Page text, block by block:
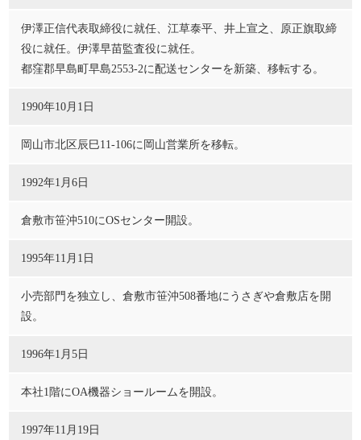
伊澤正信代表取締役に就任、江草泰平、井上宣之、原正旗取締
役に就任。伊澤早苗監査役に就任。
都窪郡早島町早島2553-2に配送センターを新築、移転する。
1990年10月1日
岡山市北区辰巳11-106に岡山営業所を移転。
1992年1月6日
倉敷市笹沖510にOSセンター開設。
1995年11月1日
小売部門を独立し、倉敷市笹沖508番地にうさぎや倉敷店を開
設。
1996年1月5日
本社1階にOA機器ショールームを開設。
1997年11月19日